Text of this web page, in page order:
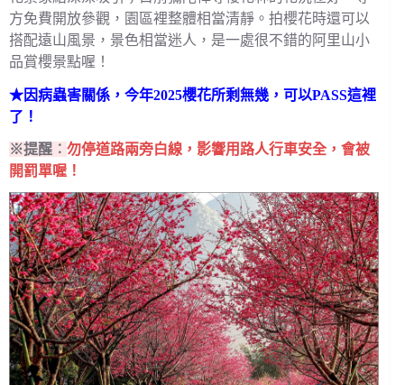
方免費開放參觀，園區裡整體相當清靜。拍櫻花時還可以
搭配遠山風景，景色相當迷人，是一處很不錯的阿里山小
品賞櫻景點喔！
★因病蟲害關係，今年2025櫻花所剩無幾，可以PASS這裡
了！
※提醒︰ 勿停道路兩旁白線，影響用路人行車安全，會被
開罰單喔！